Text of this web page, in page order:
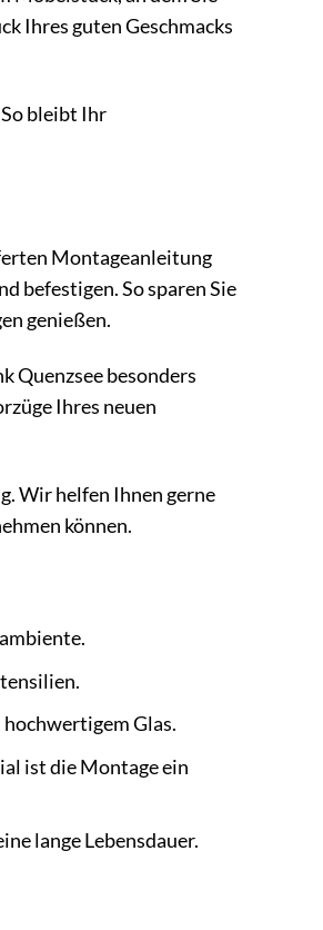
Ihres guten Geschmacks
bleibt Ihr
Montageanleitung
befestigen. So sparen Sie
genießen.
Quenzsee besonders
Ihres neuen
Wir helfen Ihnen gerne
können.
Glas.
ist die Montage ein
lange Lebensdauer.